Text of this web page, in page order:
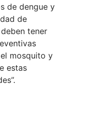
de dengue y
de
tener
mosquito y
estas